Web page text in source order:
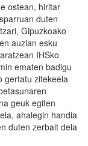
ostean, hiritar
duten
Gipuzkoako
auzian esku
IHSko
ematen badigu
gertatu zitekeela
geuk egiten
ahalegin handia
duten zerbait dela